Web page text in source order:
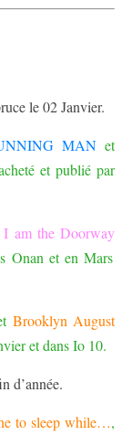
le 02 Janvier.
MANet
et publié par
am the Doorway
Onan et en Mars
Brooklyn August
et dans Io 10.
d’année.
to sleep while…,